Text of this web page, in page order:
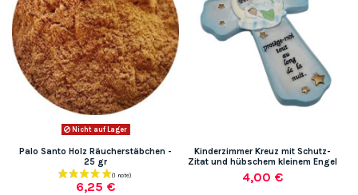
Nicht auf Lager
Palo Santo Holz Räucherstäbchen -
25 gr
6,25 €
Kinderzimmer Kreuz mit Schutz-
Zitat und hübschem kleinem Engel
4,00 €